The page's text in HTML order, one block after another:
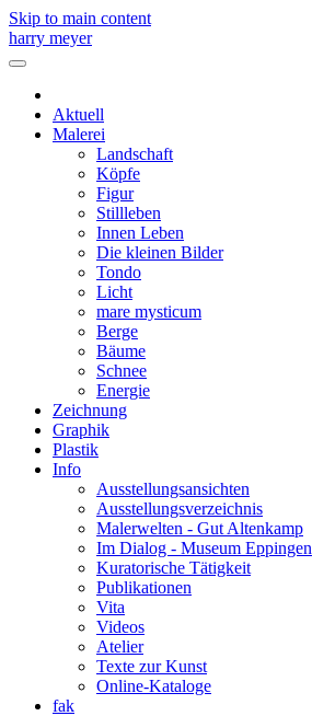
Skip to main content
harry meyer
Aktuell
Malerei
Landschaft
Köpfe
Figur
Stillleben
Innen Leben
Die kleinen Bilder
Tondo
Licht
mare mysticum
Berge
Bäume
Schnee
Energie
Zeichnung
Graphik
Plastik
Info
Ausstellungsansichten
Ausstellungsverzeichnis
Malerwelten - Gut Altenkamp
Im Dialog - Museum Eppingen
Kuratorische Tätigkeit
Publikationen
Vita
Videos
Atelier
Texte zur Kunst
Online-Kataloge
fak